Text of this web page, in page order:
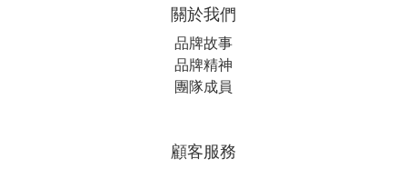
關於我們
品牌故事
品牌精神
團隊成員
顧客服務